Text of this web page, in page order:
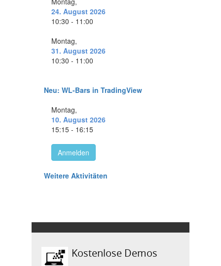
Kostenlose Demos